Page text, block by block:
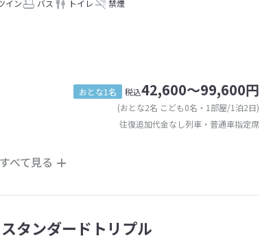
イン バス トイレ 禁煙
おとな1名 税込42,600～99,600円
(おとな2名 こども0名・1部屋/1泊2日)
往復追加代金なし列車・普通車指定席
べて見る
スタンダードトリプル